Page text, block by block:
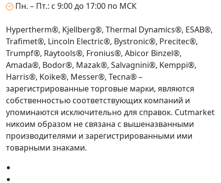
Пн. – Пт.: с 9:00 до 17:00 по МСК
Hypertherm®, Kjellberg®, Thermal Dynamics®, ESAB®,
Trafimet®, Lincoln Electric®, Bystronic®, Precitec®,
Trumpf®, Raytools®, Fronius®, Abicor Binzel®,
Amada®, Bodor®, Mazak®, Salvagnini®, Kemppi®,
Harris®, Koike®, Messer®, Tecna® –
зарегистрированные торговые марки, являются
собственностью соответствующих компаний и
упоминаются исключительно для справок. Cutmarket
никоим образом не связана с вышеназванными
производителями и зарегистрированными ими
товарными знаками.